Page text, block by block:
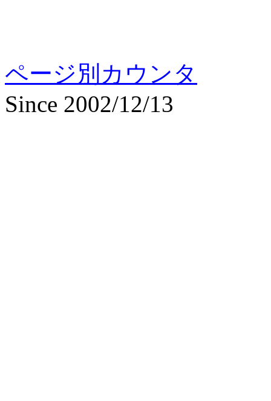
ページ別カウンタ
Since 2002/12/13